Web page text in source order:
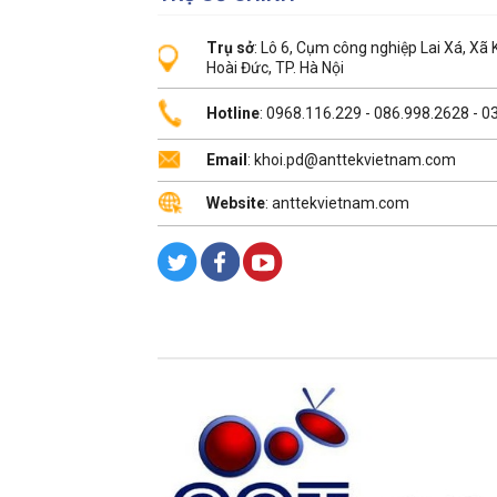
Trụ sở: Lô 6, Cụm công nghiệp Lai Xá, Xã
Hoài Đức, TP. Hà Nội
Hotline: 0968.116.229 - 086.998.2628 -
Email : khoi.pd@anttekvietnam.com
Website: anttekvietnam.com